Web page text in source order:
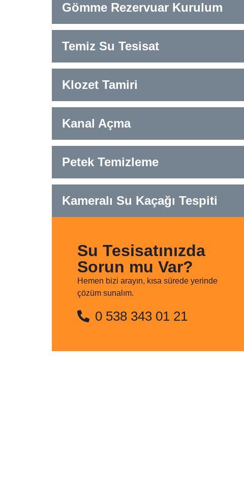
Gömme Rezervuar Kurulum
Temiz Su Tesisat
Klozet Tamiri
Kanal Açma
Petek Temizleme
Kameralı Su Kaçağı Tespiti
Su Tesisatınızda
Sorun mu Var?
Hemen bizi arayın, kısa sürede yerinde
çözüm sunalım.
0 538 343 01 21